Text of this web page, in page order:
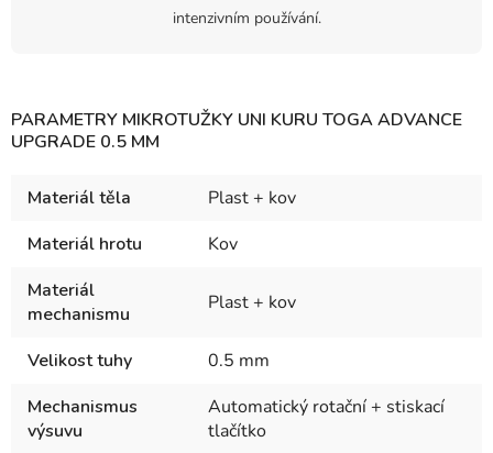
intenzivním používání.
PARAMETRY MIKROTUŽKY UNI KURU TOGA ADVANCE
UPGRADE 0.5 MM
Materiál těla
Plast + kov
Materiál hrotu
Kov
Materiál
mechanismu
Plast + kov
Velikost tuhy
0.5 mm
Mechanismus
výsuvu
Automatický rotační + stiskací
tlačítko